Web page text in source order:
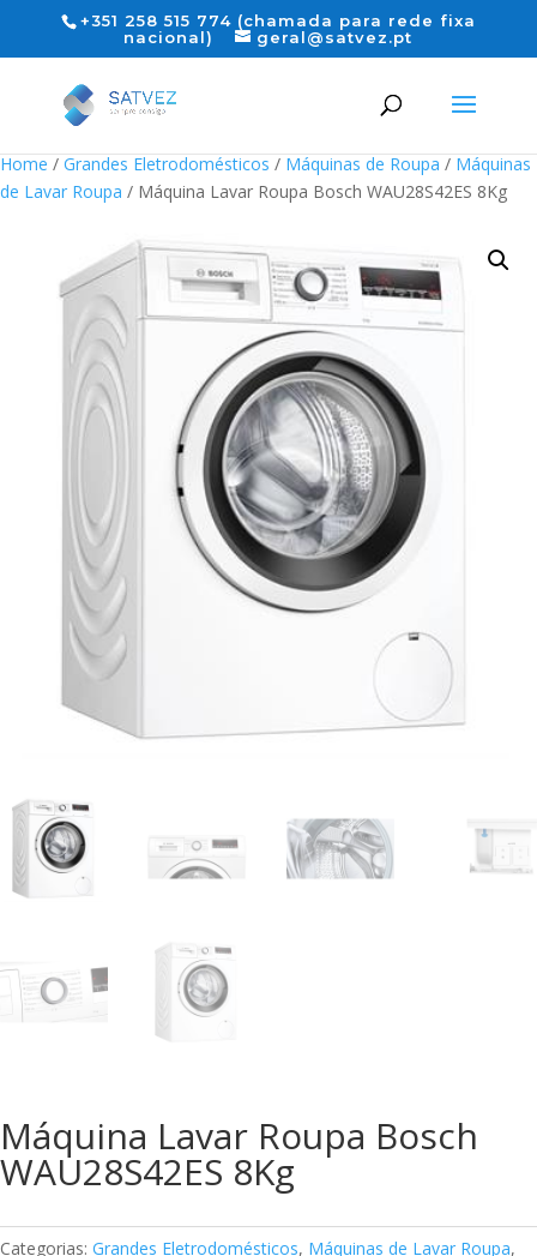
+351 258 515 774 (chamada para rede fixa
nacional)
geral@satvez.pt
Home / Grandes Eletrodomésticos / Máquinas de Roupa / Máquinas
de Lavar Roupa / Máquina Lavar Roupa Bosch WAU28S42ES 8Kg
Máquina Lavar Roupa Bosch
WAU28S42ES 8Kg
Categorias: Grandes Eletrodomésticos, Máquinas de Lavar Roupa,